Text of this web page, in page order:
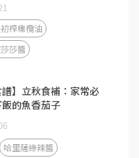
榨橄欖油
莎醬
譜】立秋食補：家常必
的魚香茄子
哈里薩綠辣醬